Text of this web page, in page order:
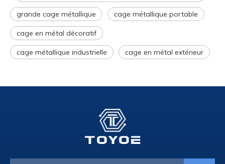
grande cage métallique cage métallique portable
cage en métal décoratif
cage métallique industrielle cage en métal extérieur